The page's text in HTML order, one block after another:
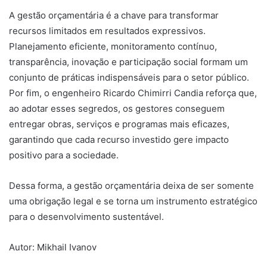
A gestão orçamentária é a chave para transformar
recursos limitados em resultados expressivos.
Planejamento eficiente, monitoramento contínuo,
transparência, inovação e participação social formam um
conjunto de práticas indispensáveis para o setor público.
Por fim, o engenheiro Ricardo Chimirri Candia reforça que,
ao adotar esses segredos, os gestores conseguem
entregar obras, serviços e programas mais eficazes,
garantindo que cada recurso investido gere impacto
positivo para a sociedade.
Dessa forma, a gestão orçamentária deixa de ser somente
uma obrigação legal e se torna um instrumento estratégico
para o desenvolvimento sustentável.
Autor: Mikhail Ivanov